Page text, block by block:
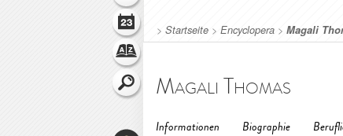
> Startseite > Encyclopera > Magali
Magali Thomas
Informationen Biographie